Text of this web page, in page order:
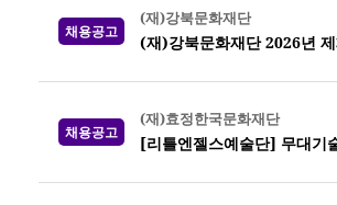
채용공고
(재)강북문화재단
(재)강북문화재단 2026년
채용공고
(재)효정한국문화재단
[리틀엔젤스예술단] 무대기